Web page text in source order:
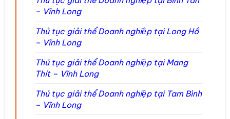
– Vĩnh Long
Thủ tục giải thể Doanh nghiệp tại Long Hồ
– Vĩnh Long
Thủ tục giải thể Doanh nghiệp tại Mang
Thít – Vĩnh Long
Thủ tục giải thể Doanh nghiệp tại Tam Bình
– Vĩnh Long